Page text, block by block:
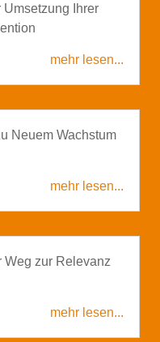
Ihrer
mehr lesen...
Neuem Wachstum
mehr lesen...
Weg zur Relevanz
mehr lesen...